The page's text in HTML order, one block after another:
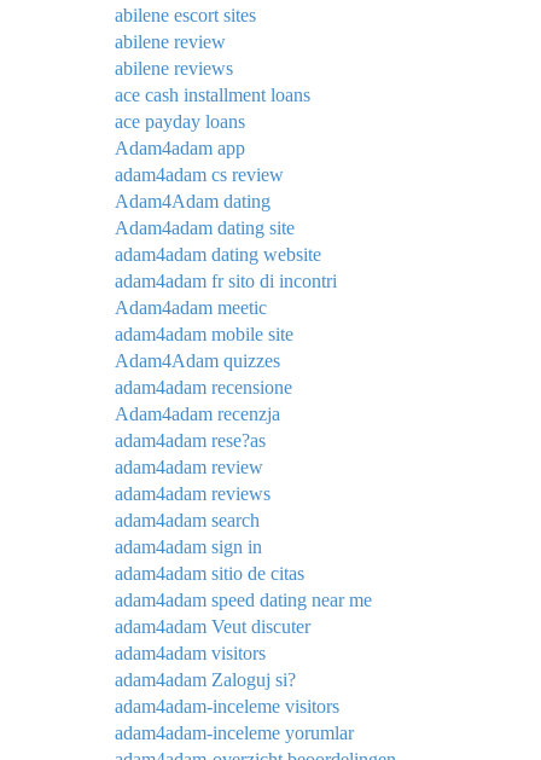
abilene escort sites
abilene review
abilene reviews
ace cash installment loans
ace payday loans
Adam4adam app
adam4adam cs review
Adam4Adam dating
Adam4adam dating site
adam4adam dating website
adam4adam fr sito di incontri
Adam4adam meetic
adam4adam mobile site
Adam4Adam quizzes
adam4adam recensione
Adam4adam recenzja
adam4adam rese?as
adam4adam review
adam4adam reviews
adam4adam search
adam4adam sign in
adam4adam sitio de citas
adam4adam speed dating near me
adam4adam Veut discuter
adam4adam visitors
adam4adam Zaloguj si?
adam4adam-inceleme visitors
adam4adam-inceleme yorumlar